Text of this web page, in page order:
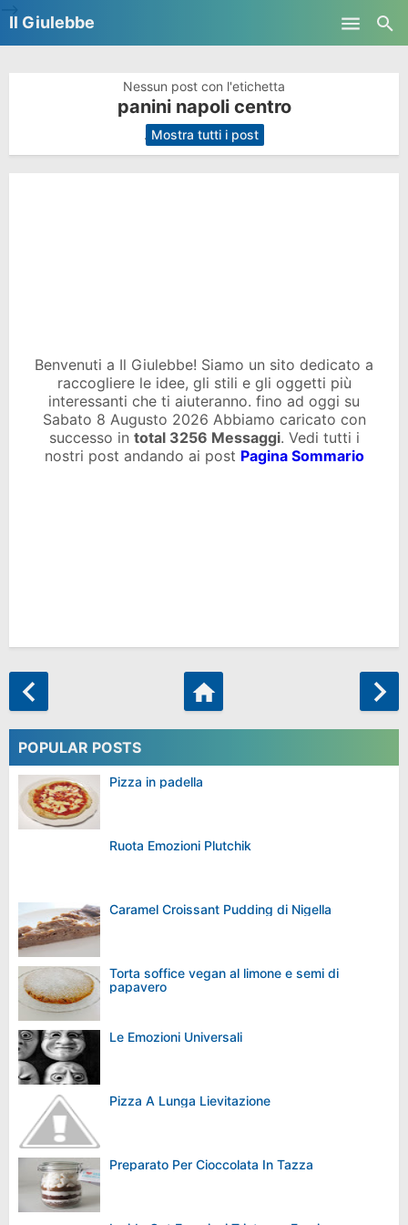
Il Giulebbe
Nessun post con l'etichetta
panini napoli centro
. Mostra tutti i post
Benvenuti a Il Giulebbe! Siamo un sito dedicato a
raccogliere le idee, gli stili e gli oggetti più
interessanti che ti aiuteranno. fino ad oggi su
Sabato 8 Augusto 2026 Abbiamo caricato con
successo in total 3256 Messaggi. Vedi tutti i
nostri post andando ai post Pagina Sommario
POPULAR POSTS
Pizza in padella
Ruota Emozioni Plutchik
Caramel Croissant Pudding di Nigella
Torta soffice vegan al limone e semi di
papavero
Le Emozioni Universali
Pizza A Lunga Lievitazione
Preparato Per Cioccolata In Tazza